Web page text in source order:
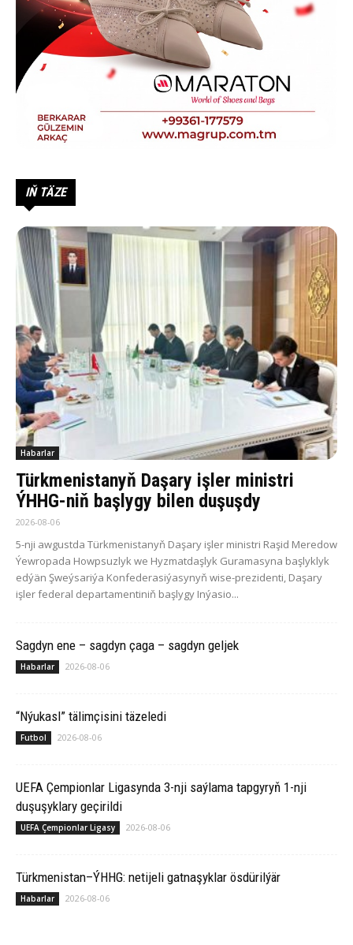
IŇ TÄZE
Habarlar
Türkmenistanyň Daşary işler ministri
ÝHHG-niň başlygy bilen duşuşdy
2026-08-06
5-nji awgustda Türkmenistanyň Daşary işler ministri Raşid Meredow
Ýewropada Howpsuzlyk we Hyzmatdaşlyk Guramasyna başlyklyk
edýän Şweýsariýa Konfederasiýasynyň wise-prezidenti, Daşary
işler federal departamentiniň başlygy Inýasio...
Sagdyn ene – sagdyn çaga – sagdyn geljek
Habarlar 2026-08-06
“Nýukasl” tälimçisini täzeledi
Futbol 2026-08-06
UEFA Çempionlar Ligasynda 3-nji saýlama tapgyryň 1-nji
duşuşyklary geçirildi
UEFA Çempionlar Ligasy 2026-08-06
Türkmenistan–ÝHHG: netijeli gatnaşyklar ösdürilýär
Habarlar 2026-08-06